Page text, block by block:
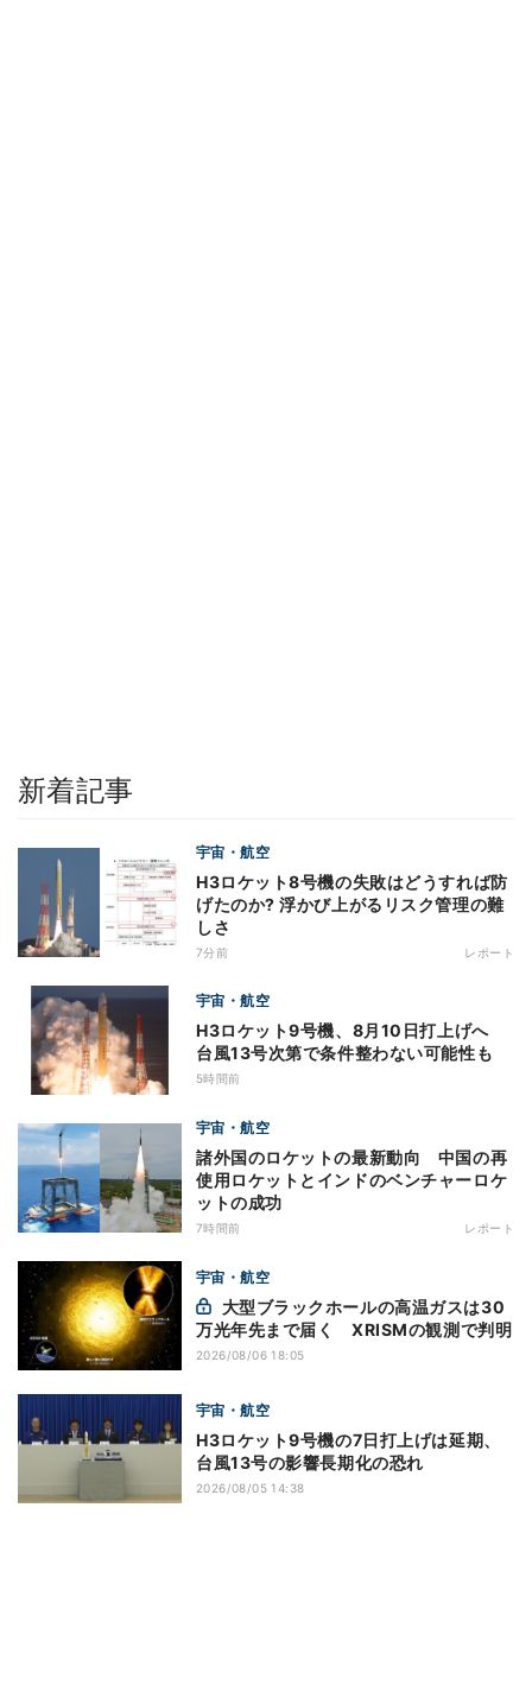
新着記事
宇宙・航空
H3ロケット8号機の失敗はどうすれば防
げたのか? 浮かび上がるリスク管理の難
しさ
7分前 レポート
宇宙・航空
H3ロケット9号機、8月10日打上げへ
台風13号次第で条件整わない可能性も
5時間前
宇宙・航空
諸外国のロケットの最新動向 中国の再
使用ロケットとインドのベンチャーロケ
ットの成功
7時間前 レポート
宇宙・航空
万光年先まで届く XRISMの観測で判明
2026/08/06 18:05
宇宙・航空
H3ロケット9号機の7日打上げは延期、
台風13号の影響長期化の恐れ
2026/08/05 14:38